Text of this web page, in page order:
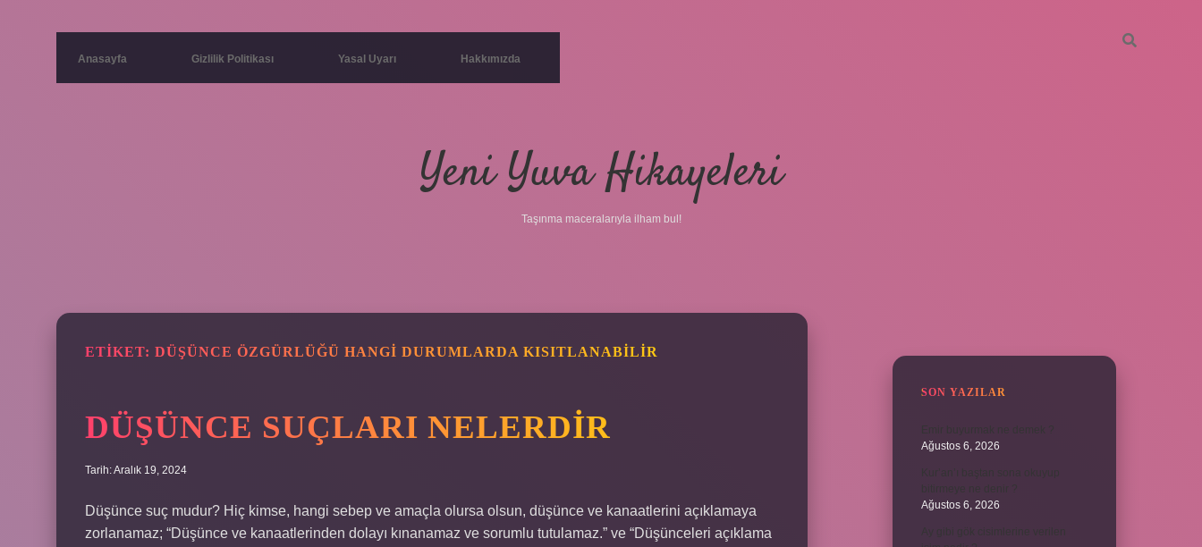
Anasayfa Gizlilik Politikası Yasal Uyarı Hakkımızda
Yeni Yuva Hikayeleri
Taşınma maceralarıyla ilham bul!
ETIKET: DÜŞÜNCE ÖZGÜRLÜĞÜ HANGI DURUMLARDA KISITLANABILIR
DÜŞÜNCE SUÇLARI NELERDIR
Tarih: Aralık 19, 2024
Düşünce suç mudur? Hiç kimse, hangi sebep ve amaçla olursa olsun, düşünce ve kanaatlerini açıklamaya
zorlanamaz; “Düşünce ve kanaatlerinden dolayı kınanamaz ve sorumlu tutulamaz.” ve “Düşünceleri açıklama
SON YAZILAR
Ağustos 6, 2026
Ağustos 6, 2026